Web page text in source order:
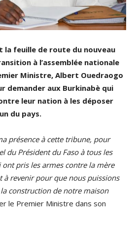
la feuille de route du nouveau
à l’assemblée nationale
Ministre, Albert Ouedraogo
demander aux Burkinabè qui
leur nation à les déposer
du pays.
présence à cette tribune, pour
du Président du Faso à tous les
ont pris les armes contre la mère
à revenir pour que nous puissions
construction de notre maison
le Premier Ministre dans son